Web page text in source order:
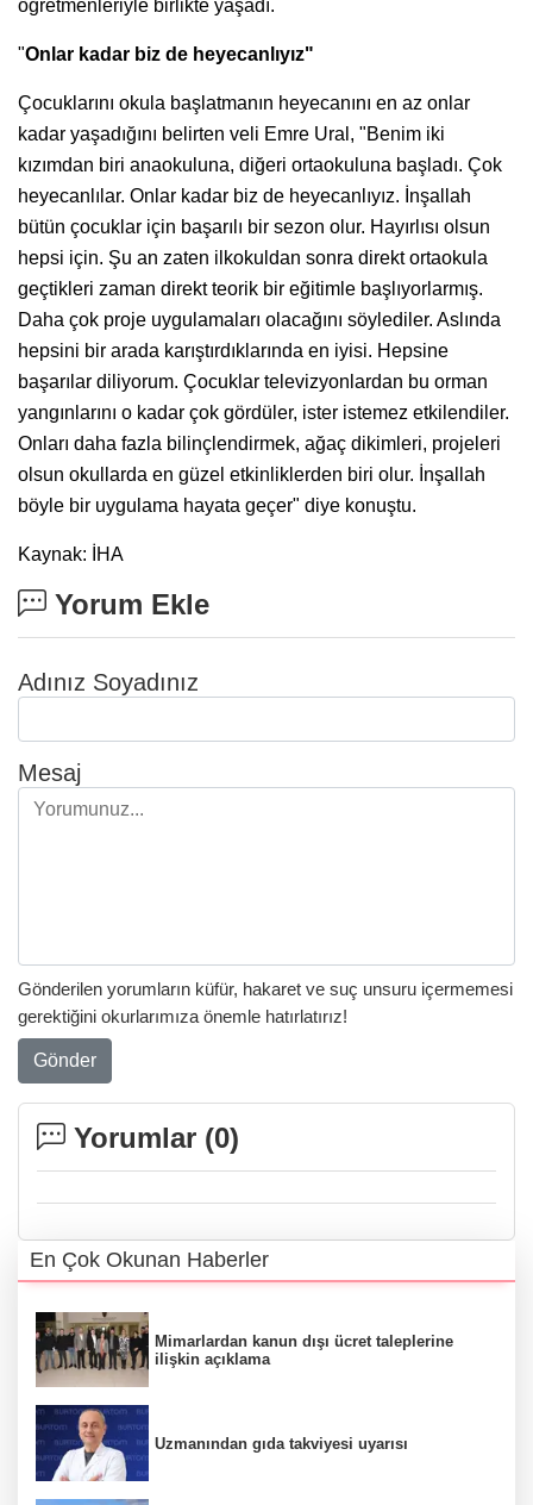
öğretmenleriyle birlikte yaşadı.
"Onlar kadar biz de heyecanlıyız"
Çocuklarını okula başlatmanın heyecanını en az onlar
kadar yaşadığını belirten veli Emre Ural, "Benim iki
kızımdan biri anaokuluna, diğeri ortaokuluna başladı. Çok
heyecanlılar. Onlar kadar biz de heyecanlıyız. İnşallah
bütün çocuklar için başarılı bir sezon olur. Hayırlısı olsun
hepsi için. Şu an zaten ilkokuldan sonra direkt ortaokula
geçtikleri zaman direkt teorik bir eğitimle başlıyorlarmış.
Daha çok proje uygulamaları olacağını söylediler. Aslında
hepsini bir arada karıştırdıklarında en iyisi. Hepsine
başarılar diliyorum. Çocuklar televizyonlardan bu orman
yangınlarını o kadar çok gördüler, ister istemez etkilendiler.
Onları daha fazla bilinçlendirmek, ağaç dikimleri, projeleri
olsun okullarda en güzel etkinliklerden biri olur. İnşallah
böyle bir uygulama hayata geçer" diye konuştu.
Kaynak: İHA
Yorum Ekle
Adınız Soyadınız
Mesaj
Gönderilen yorumların küfür, hakaret ve suç unsuru içermemesi
gerektiğini okurlarımıza önemle hatırlatırız!
Gönder
Yorumlar (0)
En Çok Okunan Haberler
Mimarlardan kanun dışı ücret taleplerine
ilişkin açıklama
Uzmanından gıda takviyesi uyarısı